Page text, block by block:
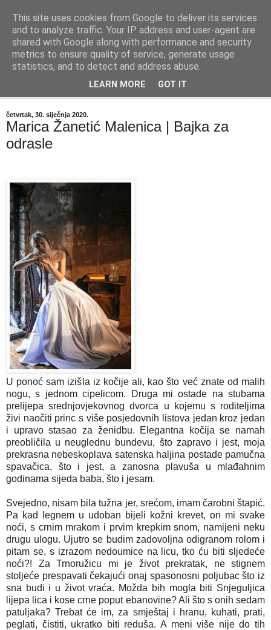
"Kvaka"
Časopis za književnost ISSN 2459-5632
četvrtak, 30. siječnja 2020.
Marica Žanetić Malenica | Bajka za
odrasle
U ponoć sam izišla iz kočije ali, kao što već znate od malih
nogu, s jednom cipelicom. Druga mi ostade na stubama
prelijepa srednjovjekovnog dvorca u kojemu s roditeljima
živi naočiti princ s više posjedovnih listova jedan kroz jedan
i upravo stasao za ženidbu. Elegantna kočija se namah
preobličila u neuglednu bundevu, što zapravo i jest, moja
prekrasna nebeskoplava satenska haljina postade pamučna
spavačica, što i jest, a zanosna plavuša u mlađahnim
godinama sijeda baba, što i jesam.
Svejedno, nisam bila tužna jer, srećom, imam čarobni štapić.
Pa kad legnem u udoban bijeli kožni krevet, on mi svake
noći, s crnim mrakom i prvim krepkim snom, namijeni neku
drugu ulogu. Ujutro se budim zadovoljna odigranom rolom i
pitam se, s izrazom nedoumice na licu, tko ću biti sljedeće
noći?! Za Trnoružicu mi je život prekratak, ne stignem
stoljeće prespavati čekajući onaj spasonosni poljubac što iz
sna budi i u život vraća. Možda bih mogla biti Snjeguljica
lijepa lica i kose crne poput ebanovine? Ali što s onih sedam
patuljaka? Trebat će im, za smještaj i hranu, kuhati, prati,
peglati, čistiti, ukratko biti reduša. A meni više nije do tih
This site uses cookies from Google to deliver its services
and to analyze traffic. Your IP address and user-agent are
shared with Google along with performance and security
metrics to ensure quality of service, generate usage
statistics, and to detect and address abuse.
LEARN MORE GOT IT